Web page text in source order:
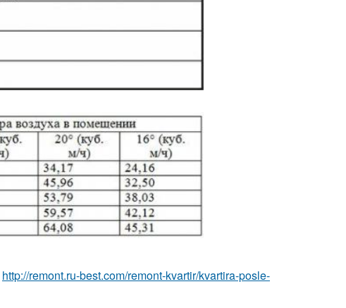
http://remont.ru-best.com/remont-kvartir/kvartira-posle-